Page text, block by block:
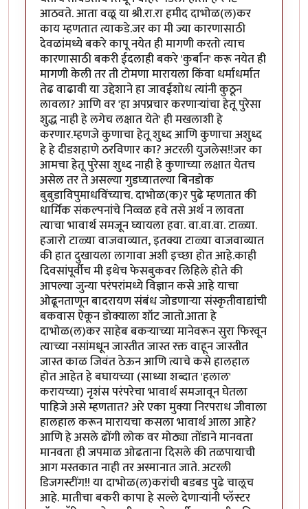
आठवते. आता वळू या श्री.रा.रा हमीद दाभोळ(ल)कर
काय म्हणतात त्याकडे.जर का मी ज्या कारणासाठी
देवळांमध्ये बकरे कापू नयेत ही मागणी करतो त्याच
कारणासाठी बकरी ईदलाही बकरे 'कुर्बान' करू नयेत ही
मागणी केली तर ती टोमणा मारायला किंवा धर्माधर्मात
तेढ वाढावी या उद्देशाने हा जावईशोध त्यांनी कुठून
लावला? आणि वर 'हा अपप्रचार करणार्‍यांचा हेतू पुरेसा
शुद्ध नाही हे लगेच लक्षात येते' ही मखलाशी हे
करणार.म्हणजे कुणाचा हेतू शुध्द आणि कुणाचा अशुध्द
हे हे दीडशहाणे ठरविणार का? अटरली युजलेस!!जर का
आमचा हेतू पुरेसा शुध्द नाही हे कुणाच्या लक्षात येतच
असेल तर ते असल्या गुडघ्यातल्या बिनडोक
बुबुडाविपुमाधविंच्याच. दाभोळ(क)र पुढे म्हणतात की
धार्मिक संकल्पनांचे निव्वळ हवे तसे अर्थ न लावता
त्याचा भावार्थ समजून घ्यायला हवा. वा.वा.वा. टाळ्या.
हजारो टाळ्या वाजवाव्यात, इतक्या टाळ्या वाजवाव्यात
की हात दुखायला लागावा अशी इच्छा होत आहे.काही
दिवसांपूर्वीच मी इथेच फेसबुकवर लिहिले होते की
आपल्या जुन्या परंपरांमध्ये विज्ञान कसे आहे याचा
ओढूनताणून बादरायण संबंध जोडणार्‍या संस्कृतीवाद्यांची
बकवास ऐकून डोक्याला शॉट जातो.आता हे
दाभोळ(ल)कर साहेब बकर्‍याच्या मानेवरून सुरा फिरवून
त्याच्या नसांमधून जास्तीत जास्त रक्त वाहून जास्तीत
जास्त काळ जिवंत ठेऊन आणि त्याचे कसे हालहाल
होत आहेत हे बघायच्या (साध्या शब्दात 'हलाल'
करायच्या) नृशंस परंपरेचा भावार्थ समजावून घेतला
पाहिजे असे म्हणतात? अरे एका मुक्या निरपराध जीवाला
हालहाल करून मारायचा कसला भावार्थ आला आहे?
आणि हे असले ढोंगी लोक वर मोठ्या तोंडाने मानवता
मानवता ही जपमाळ ओढताना दिसले की तळपायाची
आग मस्तकात नाही तर अस्मानात जाते. अटरली
डिजगस्टींग!! या दाभोळ(ल)करांची बडबड पुढे चालूच
आहे. मातीचा बकरी कापा हे सल्ले देणार्‍यांनी प्लॅस्टर